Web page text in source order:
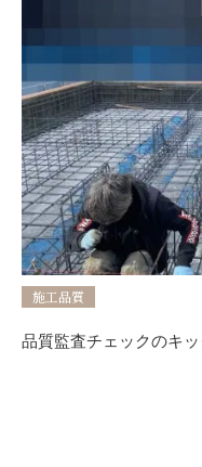
施工品質
品質監査チェックのキ